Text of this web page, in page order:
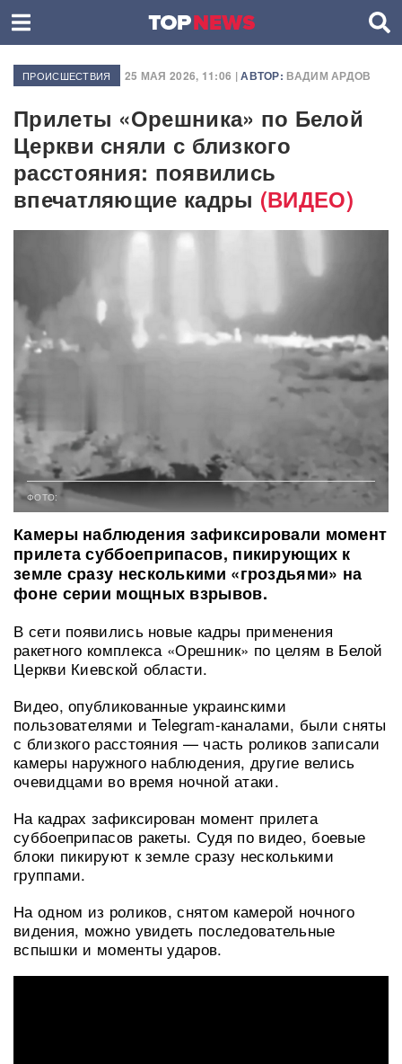
ПРОИСШЕСТВИЯ 25 МАЯ 2026, 11:06 |АВТОР: ВАДИМ АРДОВ
Прилеты «Орешника» по Белой
Церкви сняли с близкого
расстояния: появились
впечатляющие кадры (ВИДЕО)
ФОТО:
Камеры наблюдения зафиксировали момент
прилета суббоеприпасов, пикирующих к
земле сразу несколькими «гроздьями» на
фоне серии мощных взрывов.
В сети появились новые кадры применения
ракетного комплекса «Орешник» по целям в Белой
Церкви Киевской области.
Видео, опубликованные украинскими
пользователями и Telegram-каналами, были сняты
с близкого расстояния — часть роликов записали
камеры наружного наблюдения, другие велись
очевидцами во время ночной атаки.
На кадрах зафиксирован момент прилета
суббоеприпасов ракеты. Судя по видео, боевые
блоки пикируют к земле сразу несколькими
группами.
На одном из роликов, снятом камерой ночного
видения, можно увидеть последовательные
вспышки и моменты ударов.